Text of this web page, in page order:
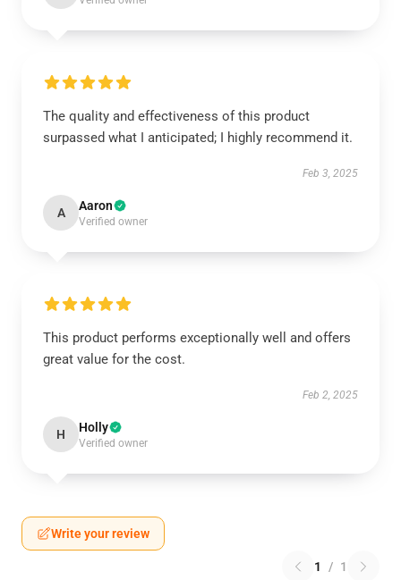
The quality and effectiveness of this product
surpassed what I anticipated; I highly recommend it.
Feb 3, 2025
A Aaron
Verified owner
This product performs exceptionally well and offers
great value for the cost.
Feb 2, 2025
H Holly
Verified owner
Write your review
1 / 1